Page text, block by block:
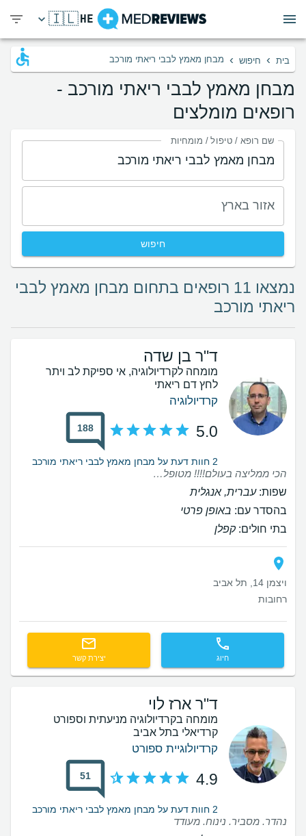
HE
🇮🇱
בית › חיפוש › מבחן מאמץ לבבי ריאתי מורכב
מבחן מאמץ לבבי ריאתי מורכב -
רופאים מומלצים
שם רופא / טיפול / מומחיות
אזור בארץ
חיפוש
נמצאו 11 רופאים בתחום מבחן מאמץ לבבי
ריאתי מורכב
ד"ר בן שדה
מומחה לקרדיולוגיה, אי ספיקת לב ויתר
לחץ דם ריאתי
קרדיולוגיה
5.0
188
2 חוות דעת על מבחן מאמץ לבבי ריאתי מורכב
הכי ממליצה בעולם!!!! מטופלת אצל ד"ר בן שדה כבר כמעט שנתיים - מתקופה ארוכה של בירורים בדיקות והרבה חוסר ודאות וסטרס, רק בשנייה שהגעתי אליו הרגשתי בטוחה, שסוף סוף יש לי על מי לסמוך ושאני בידיים הכי טובות שאפשר. מודה כל יום שהגעתי דווקא אליו באחת התקופות הקשות בחיי. תשומת הלב לפרטים, היחס הזמינות וההקשבה לא מובנים מאליהם. ד"ר בן שדה הוא מיוחד במינו והרופא הכי טוב, חד, אנושי ורגיש ומעבר לזה אדם מדהים שרואה את המטופל והאדם שנמצא מולו ויודע להתאים לו את הטיפול המדויק עבורו💙
שפות:עברית, אנגלית
בהסדר עם: באופן פרטי
בתי חולים: קפלן
ויצמן 14, תל אביב
רחובות
חיוג יצירת קשר
ד"ר ארז לוי
מומחה בקרדיולוגיה מניעתית וספורט
קרדיאלי בתל אביב
קרדיולוגיית ספורט
4.9
51
2 חוות דעת על מבחן מאמץ לבבי ריאתי מורכב
נהדר. מסביר. נינוח. מעודד